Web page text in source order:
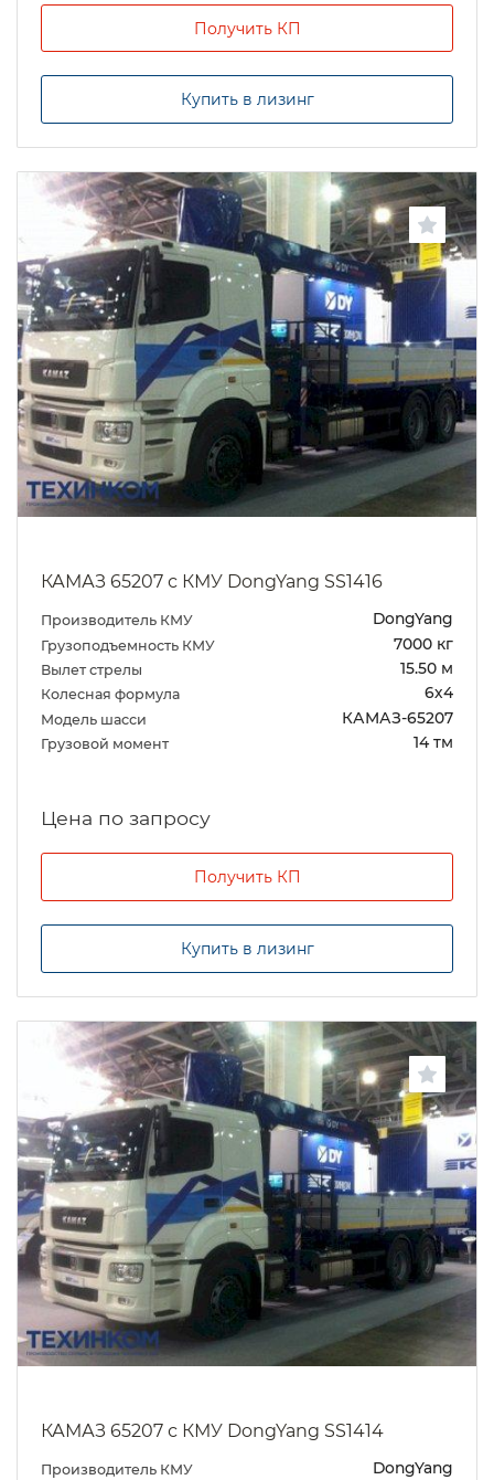
Получить КП
Купить в лизинг
КАМАЗ 65207 с КМУ DongYang SS1416
Производитель КМУ DongYang
Грузоподъемность КМУ 7000 кг
Вылет стрелы 15.50 м
Колесная формула 6х4
Модель шасси КАМАЗ-65207
Грузовой момент 14 тм
Цена по запросу
Получить КП
Купить в лизинг
КАМАЗ 65207 с КМУ DongYang SS1414
Производитель КМУ DongYang